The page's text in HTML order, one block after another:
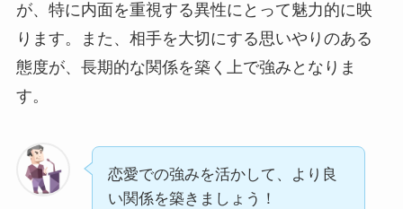
が、特に内面を重視する異性にとって魅力的に映
ります。また、相手を大切にする思いやりのある
態度が、長期的な関係を築く上で強みとなりま
す。
恋愛での強みを活かして、より良
い関係を築きましょう！